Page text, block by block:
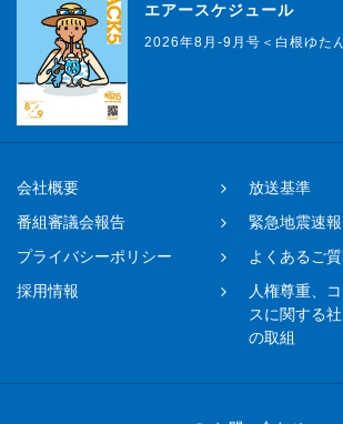
エアースケジュール
2026年8月-9月号＜白根ゆた
会社概要
放送基準
番組審議会報告
緊急地震速報
プライバシーポリシー
よくあるご質
採用情報
人権尊重、
スに関する
の取組